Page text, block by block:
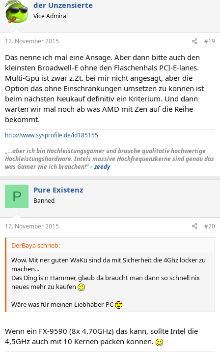
der Unzensierte
Vice Admiral
12. November 2015 #19
Das nenne ich mal eine Ansage. Aber dann bitte auch den
kleinsten Broadwell-E ohne den Flaschenhals PCI-E-lanes.
Multi-Gpu ist zwar z.Zt. bei mir nicht angesagt, aber die
Option das ohne Einschränkungen umsetzen zu können ist
beim nächsten Neukauf definitiv ein Kriterium. Und dann
warten wir mal noch ab was AMD mit Zen auf die Reihe
bekommt.
http://www.sysprofile.de/id185155
„...aber ich bin Hochleistungsgamer und brauche qualitativ hochwertige
Hochleistungshardware. Intels massive Hochfrequenzkerne sind genau das
was Gamer wie ich brauchen!“ –zeedy
P Pure Existenz
Banned
12. November 2015 #20
DerBaya schrieb:
Wow. Mit ner guten WaKü sind da mit Sicherheit die 4Ghz locker zu
machen...
Das Ding is'n Hammer, glaub da braucht man dann so schnell nix
neues mehr zu kaufen
Wäre was für meinen Liebhaber-PC
Wenn ein FX-9590 (8x 4.70GHz) das kann, sollte Intel die
4,5GHz auch mit 10 Kernen packen können.